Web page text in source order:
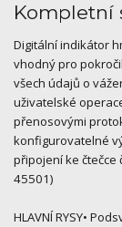
Kompletní
Digitální indikátor
vhodný pro
všech údajů o
uživatelské
přenosovými
konfigurovatelné
připojení ke čtečce
45501)
HLAVNÍ RYSY•